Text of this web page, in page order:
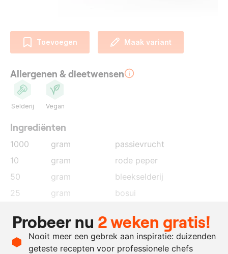
Toevoegen Maak variant
Allergenen & dieetwensen
Selderij Vegan
Ingrediënten
1000 gram
passievrucht
10
gram
rode peper
50
gram
bleekselderij
25
gram
bosui
2.5
gram
zout
10
gram
koriander
Probeer nu 2 weken gratis!
Nooit meer een gebrek aan inspiratie: duizenden
geteste recepten voor professionele chefs